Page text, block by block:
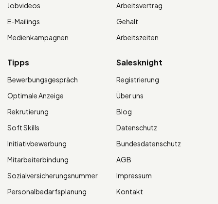
Jobvideos
E-Mailings
Medienkampagnen
Arbeitsvertrag
Gehalt
Arbeitszeiten
Tipps
Bewerbungsgespräch
Optimale Anzeige
Rekrutierung
Soft Skills
Initiativbewerbung
Mitarbeiterbindung
Sozialversicherungsnummer
Personalbedarfsplanung
Salesknight
Registrierung
Über uns
Blog
Datenschutz
Bundesdatenschutz
AGB
Impressum
Kontakt